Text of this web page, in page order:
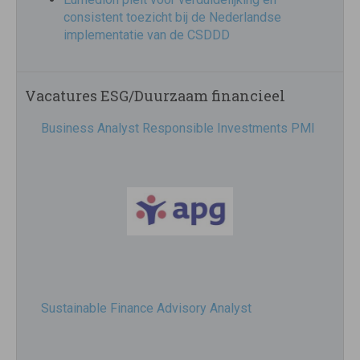
consistent toezicht bij de Nederlandse
implementatie van de CSDDD
Vacatures ESG/Duurzaam financieel
Business Analyst Responsible Investments PMI
Sustainable Finance Advisory Analyst